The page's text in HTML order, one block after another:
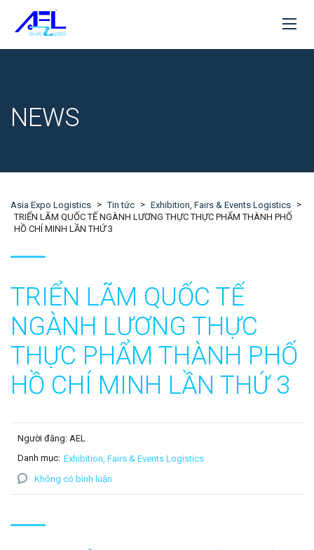
NEWS
Asia Expo Logistics > Tin tức > Exhibition, Fairs & Events Logistics >
TRIỂN LÃM QUỐC TẾ NGÀNH LƯƠNG THỰC THỰC PHẨM THÀNH PHỐ
HỒ CHÍ MINH LẦN THỨ 3
TRIỂN LÃM QUỐC TẾ
NGÀNH LƯƠNG THỰC
THỰC PHẨM THÀNH PHỐ
HỒ CHÍ MINH LẦN THỨ 3
Người đăng: AEL
Danh mục: Exhibition, Fairs & Events Logistics
Không có bình luận